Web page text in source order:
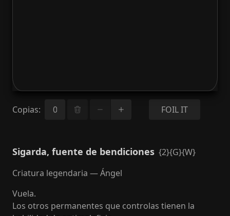
Copias: FOIL IT
Sigarda, fuente de bendiciones {2}{G}{W}
Criatura legendaria — Ángel
Vuela.
Los otros permanentes que controlas tienen la